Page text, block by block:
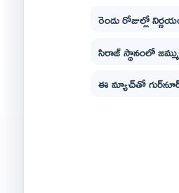
రెండు రోజుల్లో
సిరాజ్ స్థానంలో
ఈ మ్యాచ్‌తో గుర్‌నూర్